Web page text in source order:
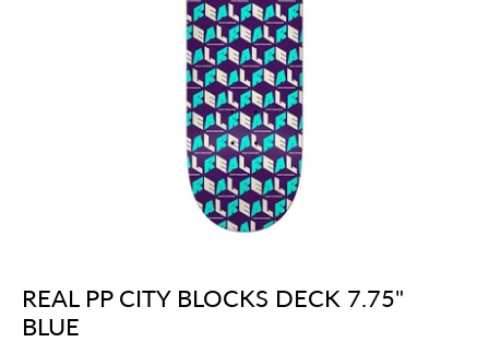
REAL PP CITY BLOCKS DECK 7.75"
BLUE